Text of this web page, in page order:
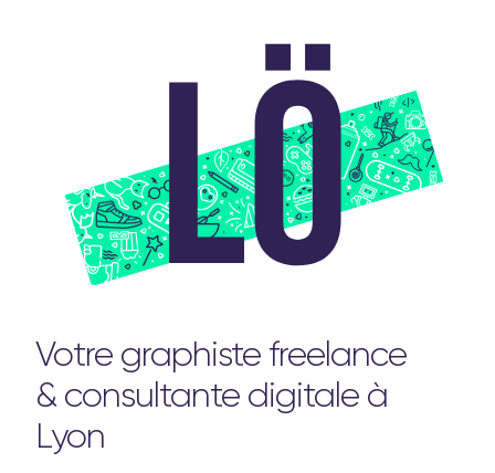
Votre graphiste freelance
& consultante digitale à
Lyon